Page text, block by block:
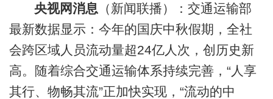
央视网消息 （新闻联播）：交通运输部
最新数据显示：今年的国庆中秋假期，全社
会跨区域人员流动量超24亿人次，创历史新
高。随着综合交通运输体系持续完善，“人享
其行、物畅其流”正加快实现，“流动的中